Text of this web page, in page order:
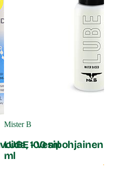
100 ml
Mister B
LUBE - Vesipohjainen
ml